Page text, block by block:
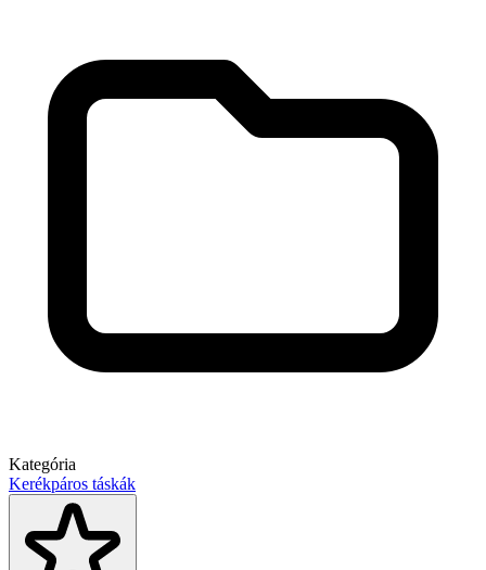
Kategória
Kerékpáros táskák